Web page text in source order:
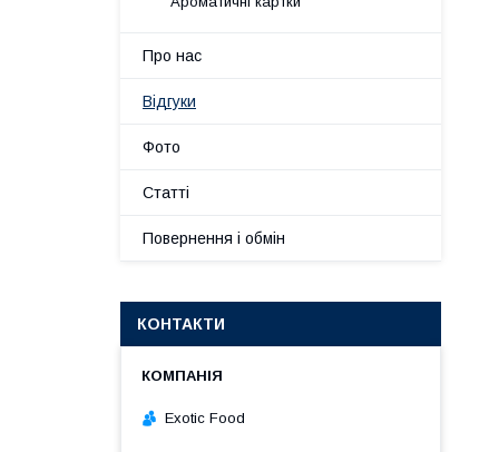
Про нас
Відгуки
Фото
Статті
Повернення і обмін
КОНТАКТИ
Exotic Food